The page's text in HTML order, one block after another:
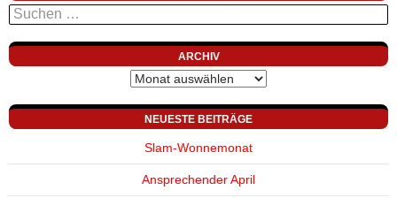
Suchen
nach:
ARCHIV
Archiv
NEUESTE BEITRÄGE
Slam-Wonnemonat
Ansprechender April